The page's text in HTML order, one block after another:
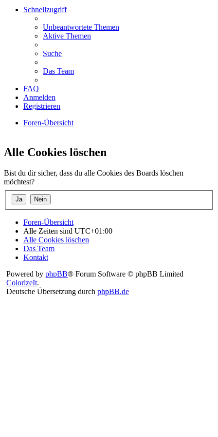
Schnellzugriff
Unbeantwortete Themen
Aktive Themen
Suche
Das Team
FAQ
Anmelden
Registrieren
Foren-Übersicht
Alle Cookies löschen
Bist du dir sicher, dass du alle Cookies des Boards löschen
möchtest?
Foren-Übersicht
Alle Zeiten sind UTC+01:00
Alle Cookies löschen
Das Team
Kontakt
Powered by phpBB® Forum Software © phpBB Limited
ColorizeIt.
Deutsche Übersetzung durch phpBB.de